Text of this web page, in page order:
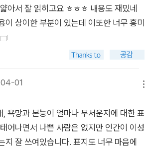
아서 잘 읽히고요 ㅎㅎㅎ 내용도 재밌네
이 상이한 부분이 있는데 이또한 너무 흥미
01
, 욕망과 본능이 얼마나 무서운지에 대한 표
어나면서 나쁜 사람은 없지만 인간이 이성
지 잘 쓰여있습니다. 표지도 너무 마음에